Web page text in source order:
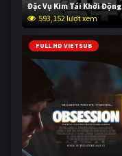
Đặc Vụ Kim Tái Khởi Động
593,152 lượt xem
FULL HD VIETSUB